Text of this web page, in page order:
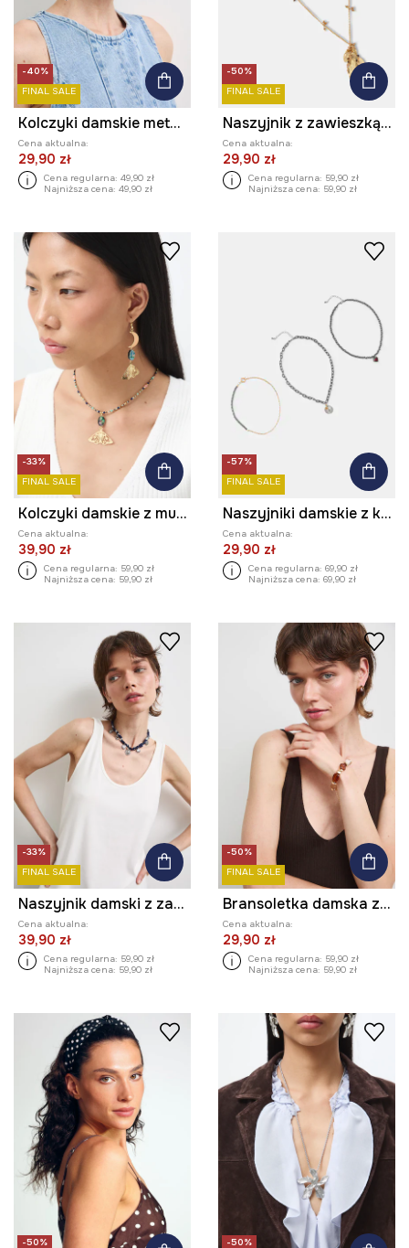
-40%
FINAL SALE
Kolczyki damskie metalowe z agatem
Cena aktualna:
29,90 zł
Cena regularna: 49,90 zł
Najniższa cena: 49,90 zł
-50%
FINAL SALE
Naszyjnik z zawieszką damski
Cena aktualna:
29,90 zł
Cena regularna: 59,90 zł
Najniższa cena: 59,90 zł
-33%
FINAL SALE
Kolczyki damskie z muszlą
Cena aktualna:
39,90 zł
Cena regularna: 59,90 zł
Najniższa cena: 59,90 zł
-57%
FINAL SALE
Naszyjniki damskie z kamieniem naturalnym (3-pack)
Cena aktualna:
29,90 zł
Cena regularna: 69,90 zł
Najniższa cena: 69,90 zł
-33%
FINAL SALE
Naszyjnik damski z zawieszkami
Cena aktualna:
39,90 zł
Cena regularna: 59,90 zł
Najniższa cena: 59,90 zł
-50%
FINAL SALE
Bransoletka damska z koralików
Cena aktualna:
29,90 zł
Cena regularna: 59,90 zł
Najniższa cena: 59,90 zł
-50% -50%